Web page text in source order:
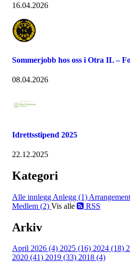
16.04.2026
Sommerjobb hos oss i Otra IL –
08.04.2026
Idrettsstipend 2025
22.12.2025
Kategori
Alle innlegg Anlegg (1)
Medlem (2) Vis alle RSS
Arkiv
April 2026 (4) 2025 (16) 2024 (18)
2020 (41) 2019 (33) 2018 (4)